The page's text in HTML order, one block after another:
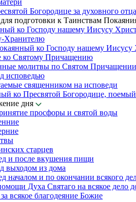
Богородице за духовного отца
подготовки к Таинствам
ко Господу нашему Иисусу
Хранителю
ко Господу нашему
ко Святому Причащению
молитвы по Святом Причащении
исповедью
священником на исповеди
ко Пресвятой Богородице,
дня
просфоры и святой воды
старцев
и после вкушения пищи
выходом из дома
началом и по окончании всякого
Духа Святаго на всякое дело
всякое благодеяние Божие